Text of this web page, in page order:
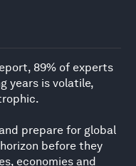
89% of experts
years is volatile,
prepare for global
before they
economies and